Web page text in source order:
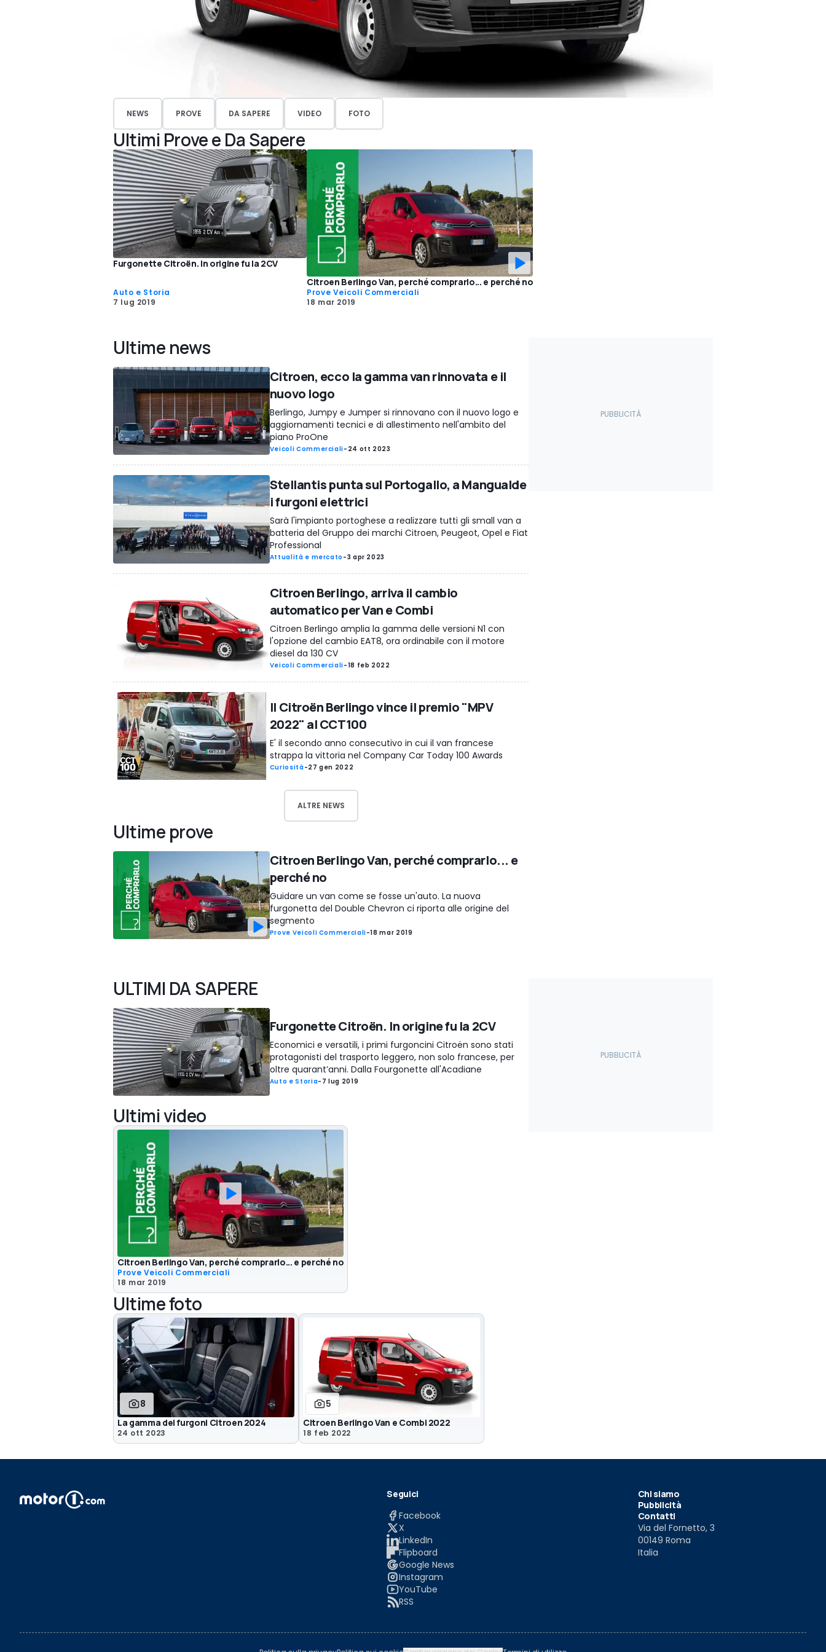
NEWS PROVE DA SAPERE VIDEO FOTO
Ultimi Prove e Da Sapere
Furgonette Citroën. In origine fu la 2CV
Auto e Storia
7 lug 2019
Citroen Berlingo Van, perché comprarlo... e perché no
Prove Veicoli Commerciali
18 mar 2019
Ultime news
Citroen, ecco la gamma van rinnovata e il
nuovo logo
Berlingo, Jumpy e Jumper si rinnovano con il nuovo logo e
aggiornamenti tecnici e di allestimento nell'ambito del
piano ProOne
Veicoli Commerciali- 24 ott 2023
Stellantis punta sul Portogallo, a Mangualde
i furgoni elettrici
Sarà l'impianto portoghese a realizzare tutti gli small van a
batteria del Gruppo dei marchi Citroen, Peugeot, Opel e Fiat
Professional
Attualità e mercato -3 apr 2023
Citroen Berlingo, arriva il cambio
automatico per Van e Combi
Citroen Berlingo amplia la gamma delle versioni N1 con
l'opzione del cambio EAT8, ora ordinabile con il motore
diesel da 130 CV
Veicoli Commerciali-18 feb 2022
Il Citroën Berlingo vince il premio "MPV
2022" al CCT100
E' il secondo anno consecutivo in cui il van francese
strappa la vittoria nel Company Car Today 100 Awards
Curiosità-27 gen 2022
ALTRE NEWS
Ultime prove
Citroen Berlingo Van, perché comprarlo... e
perché no
Guidare un van come se fosse un'auto. La nuova
furgonetta del Double Chevron ci riporta alle origine del
segmento
Prove Veicoli Commerciali-18 mar 2019
ULTIMI DA SAPERE
Furgonette Citroën. In origine fu la 2CV
Economici e versatili, i primi furgoncini Citroën sono stati
protagonisti del trasporto leggero, non solo francese, per
oltre quarant’anni. Dalla Fourgonette all'Acadiane
Auto e Storia- 7 lug 2019
Ultimi video
Citroen Berlingo Van, perché comprarlo... e perché no
Prove Veicoli Commerciali
18 mar 2019
Ultime foto
8
La gamma dei furgoni Citroen 2024
24 ott 2023
5
Citroen Berlingo Van e Combi 2022
18 feb 2022
Seguici
Facebook
X
LinkedIn
Flipboard
Google News
Instagram
YouTube
RSS
Chi siamo
Pubblicità
Contatti
Via del Fornetto, 3
00149 Roma
Italia